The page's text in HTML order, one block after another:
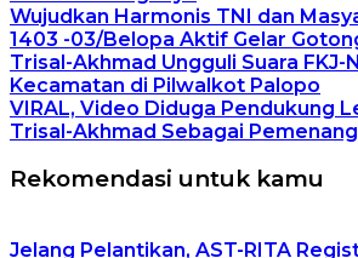
Wujudkan Harmonis TNI dan
1403 -03/Belopa Aktif Gelar
Trisal-Akhmad Ungguli Suara FKJ-
Kecamatan di Pilwalkot Palopo
VIRAL, Video Diduga Pendukung
Trisal-Akhmad Sebagai
Rekomendasi untuk kamu
Jelang Pelantikan, AST-RITA